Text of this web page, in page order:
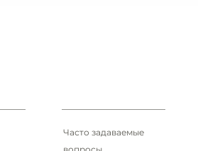
Часто задаваемые